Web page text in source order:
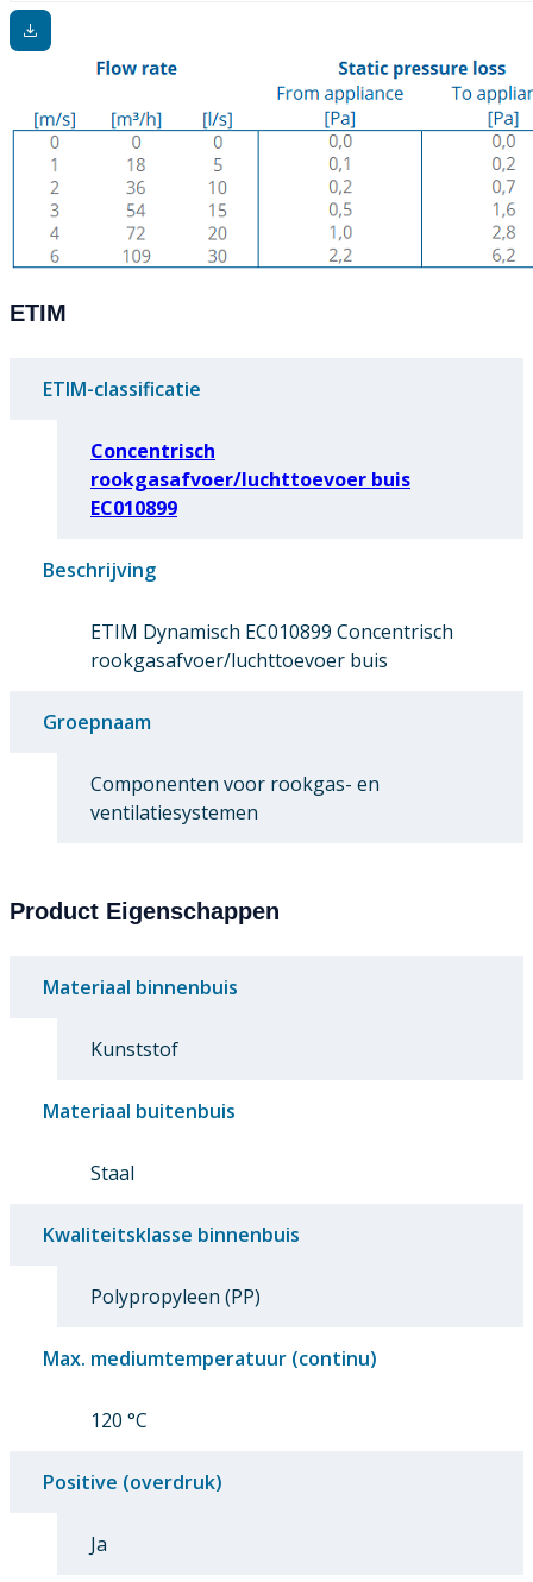
ETIM
ETIM-classificatie
Concentrisch
rookgasafvoer/luchttoevoer buis
EC010899
Beschrijving
ETIM Dynamisch EC010899 Concentrisch
rookgasafvoer/luchttoevoer buis
Groepnaam
Componenten voor rookgas- en
ventilatiesystemen
Product Eigenschappen
Materiaal binnenbuis
Kunststof
Materiaal buitenbuis
Staal
Kwaliteitsklasse binnenbuis
Polypropyleen (PP)
Max. mediumtemperatuur (continu)
120 °C
Positive (overdruk)
Ja